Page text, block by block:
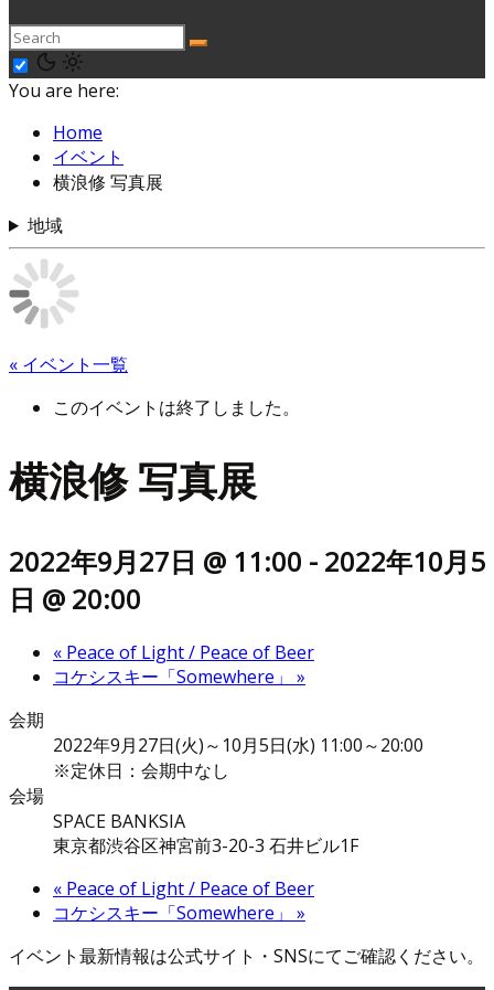
You are here:
Home
イベント
横浪修 写真展
地域
« イベント一覧
このイベントは終了しました。
横浪修 写真展
2022年9月27日 @ 11:00 - 2022年10月5
日 @ 20:00
« Peace of Light / Peace of Beer
コケシスキー「Somewhere」 »
会期
2022年9月27日(火)～10月5日(水) 11:00～20:00
※定休日：会期中なし
会場
SPACE BANKSIA
東京都渋谷区神宮前3-20-3 石井ビル1F
« Peace of Light / Peace of Beer
コケシスキー「Somewhere」 »
イベント最新情報は公式サイト・SNSにてご確認ください。